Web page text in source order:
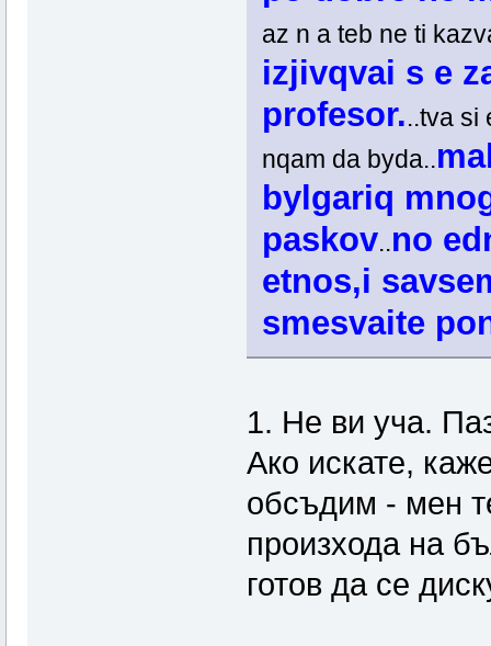
az n a teb ne ti
izjivqvai s e
profesor...tva si
nqam da byda..
bylgariq
paskov..no
etnos,i
smesvaite
1. Не ви уча.
Ако искате,
обсъдим - мен
произхода на
готов да се